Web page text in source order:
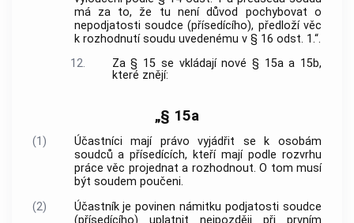
má za to, že tu není důvod pochybovat o
nepodjatosti soudce (přísedícího), předloží věc
k rozhodnutí soudu uvedenému v § 16 odst. 1.“.
12.
Za § 15 se vkládají nové § 15a a 15b,
které znějí:
„§ 15a
(1)
Účastníci mají právo vyjádřit se k osobám
soudců a přísedících, kteří mají podle rozvrhu
práce věc projednat a rozhodnout. O tom musí
být soudem poučeni.
(2)
Účastník je povinen námitku podjatosti soudce
(přísedícího) uplatnit nejpozději při prvním